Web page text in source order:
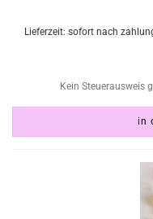
Lieferzeit: sofort nach
Kein Steuerausweis
in